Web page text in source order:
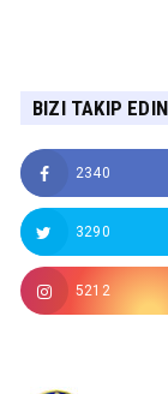
BIZI TAKIP EDIN
2340
3290
5212